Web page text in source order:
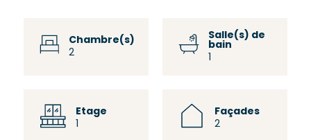
Chambre(s)
2
Salle(s) de
bain
Etage
Façades
2